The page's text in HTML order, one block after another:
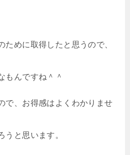
ために取得したと思うので、
もんですね＾＾
で、お得感はよくわかりませ
うと思います。